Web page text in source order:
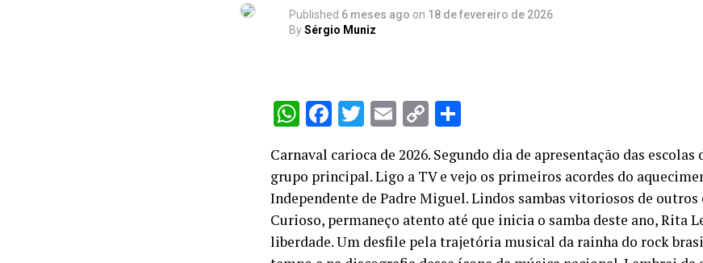
Published 6 meses ago on 18 de fevereiro de 2026
BySérgio Muniz
WhatsApp
Facebook
Twitter
Email
CopyShare
Carnaval carioca de 2026. Segundo dia de apresentação das escolas
grupo principal. Ligo a TV e vejo os primeiros acordes do
Independente de Padre Miguel. Lindos sambas vitoriosos de outros
Curioso, permaneço atento até que inicia o samba deste ano, Rita
liberdade. Um desfile pela trajetória musical da rainha do rock